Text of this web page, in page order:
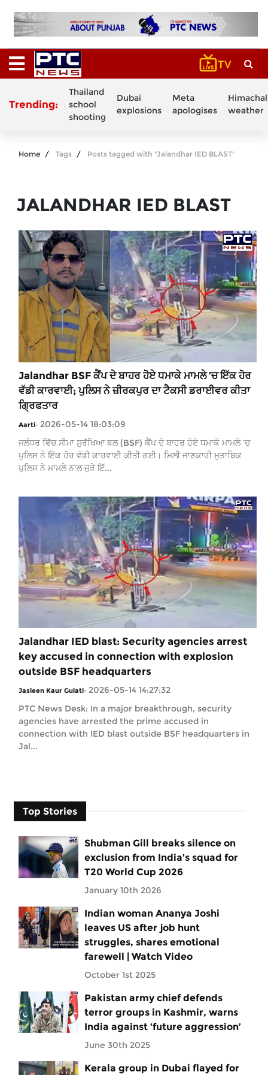
Trending:
Thailand
school
shooting
Dubai
explosions
Meta
apologises
Himachal
weather
Home Tags Posts tagged with "Jalandhar IED BLAST"
JALANDHAR IED BLAST
Jalandhar BSF ਕੈਂਪ ਦੇ ਬਾਹਰ ਹੋਏ ਧਮਾਕੇ ਮਾਮਲੇ ’ਚ ਇੱਕ ਹੋਰ
ਵੱਡੀ ਕਾਰਵਾਈ; ਪੁਲਿਸ ਨੇ ਜ਼ੀਰਕਪੁਰ ਦਾ ਟੈਕਸੀ ਡਰਾਈਵਰ ਕੀਤਾ
ਗ੍ਰਿਫਤਾਰ
Aarti- 2026-05-14 18:03:09
ਜਲੰਧਰ ਵਿੱਚ ਸੀਮਾ ਸੁਰੱਖਿਆ ਬਲ (BSF) ਕੈਂਪ ਦੇ ਬਾਹਰ ਹੋਏ ਧਮਾਕੇ ਮਾਮਲੇ ’ਚ
ਪੁਲਿਸ ਨੇ ਇੱਕ ਹੋਰ ਵੱਡੀ ਕਾਰਵਾਈ ਕੀਤੀ ਗਈ। ਮਿਲੀ ਜਾਣਕਾਰੀ ਮੁਤਾਬਿਕ
ਪੁਲਿਸ ਨੇ ਮਾਮਲੇ ਨਾਲ ਜੁੜੇ ਇੱ...
Jalandhar IED blast: Security agencies arrest
key accused in connection with explosion
outside BSF headquarters
Jasleen Kaur Gulati- 2026-05-14 14:27:32
PTC News Desk: In a major breakthrough, security
agencies have arrested the prime accused in
connection with IED blast outside BSF headquarters in
Jal...
Top Stories
Shubman Gill breaks silence on
exclusion from India’s squad for
T20 World Cup 2026
January 10th 2026
Indian woman Ananya Joshi
leaves US after job hunt
struggles, shares emotional
farewell | Watch Video
October 1st 2025
Pakistan army chief defends
terror groups in Kashmir, warns
India against ‘future aggression’
June 30th 2025
Kerala group in Dubai flayed for